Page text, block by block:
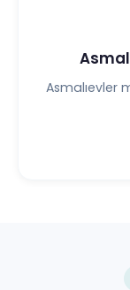
Asmalıevler